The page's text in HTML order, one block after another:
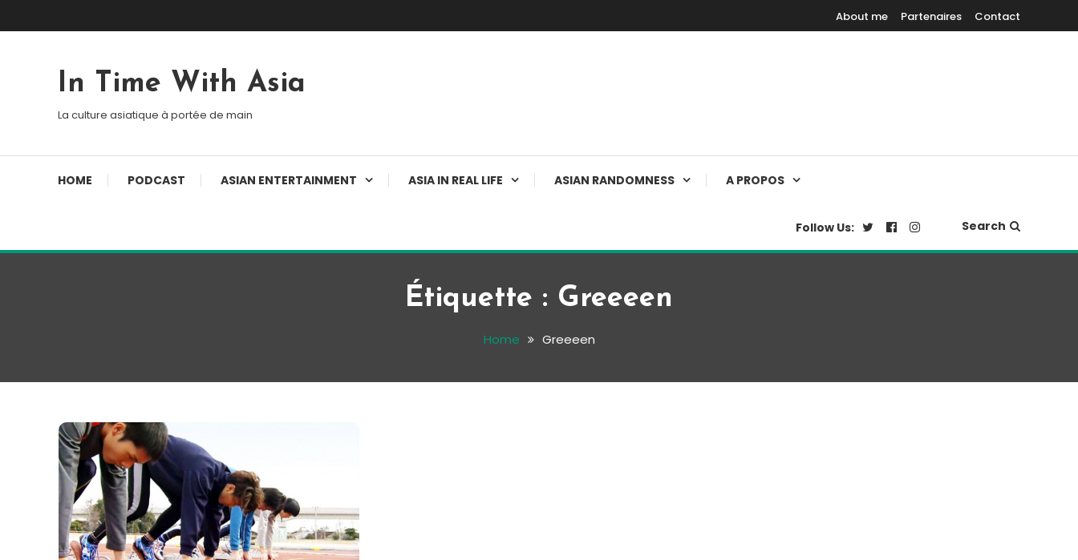
About me Partenaires Contact
In Time With Asia
La culture asiatique à portée de main
HOME PODCAST ASIAN ENTERTAINMENT ASIA IN REAL LIFE ASIAN RANDOMNESS A PROPOS
Follow Us: Search
Étiquette : Greeeen
Home Greeeen